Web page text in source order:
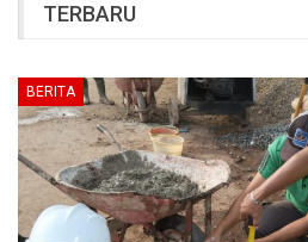
TERBARU
BERITA